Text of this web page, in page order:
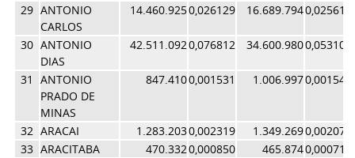
29 ANTONIO
CARLOS
14.460.9250,026129 16.689.7940,025615
30 ANTONIO
DIAS
42.511.0920,076812 34.600.9800,053106
31
ANTONIO
PRADO DE
MINAS
847.4100,001531 1.006.9970,001546
32 ARACAI 1.283.2030,002319 1.349.2690,002071
33 ARACITABA 470.3320,000850 465.8740,000715